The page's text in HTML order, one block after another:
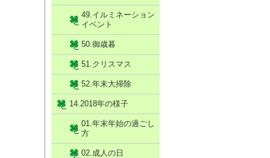
49.イルミネーション
イベント
50.御歳暮
51.クリスマス
52.年末大掃除
14.2018年の様子
01.年末年始の過ごし
方
02.成人の日